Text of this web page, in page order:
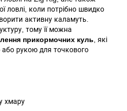
ловлі, коли потрібно швидко
активну каламуть.
тому її можна
прикормочних куль , які
рукою для точкового
хмару